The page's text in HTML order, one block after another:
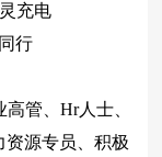
充电
行
高管、Hr人士、
资源专员、积极